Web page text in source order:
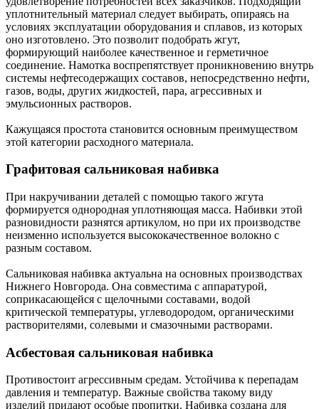
уплотнительный материал следует выбирать, опираясь на
условиях эксплуатации оборудования и сплавов, из которых
оно изготовлено. Это позволит подобрать жгут,
формирующий наиболее качественное и герметичное
соединение. Намотка воспрепятствует проникновению внутрь
системы нефтесодержащих составов, непосредственно нефти,
газов, воды, других жидкостей, пара, агрессивных и
эмульсионных растворов.
Кажущаяся простота становится основным преимуществом
этой категории расходного материала.
Графитовая сальниковая набивка
При накручивании деталей с помощью такого жгута
формируется однородная уплотняющая масса. Набивки этой
разновидности разнятся артикулом, но при их производстве
неизменно используется высококачественное волокно с
разным составом.
Сальниковая набивка актуальна на основных производствах
Нижнего Новгорода. Она совместима с аппаратурой,
соприкасающейся с щелочными составами, водой
критической температуры, углеводородом, органическими
растворителями, солевыми и смазочными растворами.
Асбестовая сальниковая набивка
Противостоит агрессивным средам. Устойчива к перепадам
давления и температур. Важные свойства такому виду
изделий придают особые пропитки. Набивка создана для